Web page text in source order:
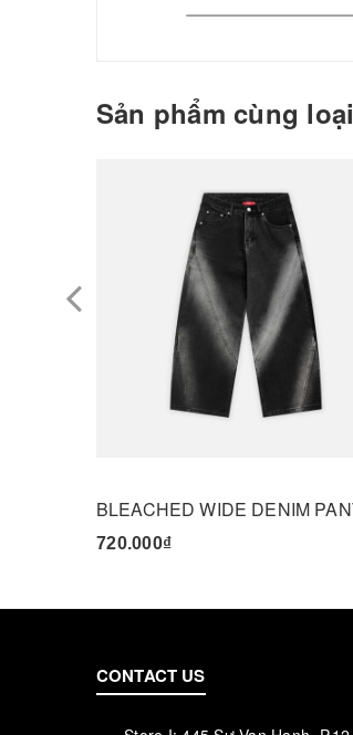
Sản phẩm cùng loại
720.000₫
CONTACT US